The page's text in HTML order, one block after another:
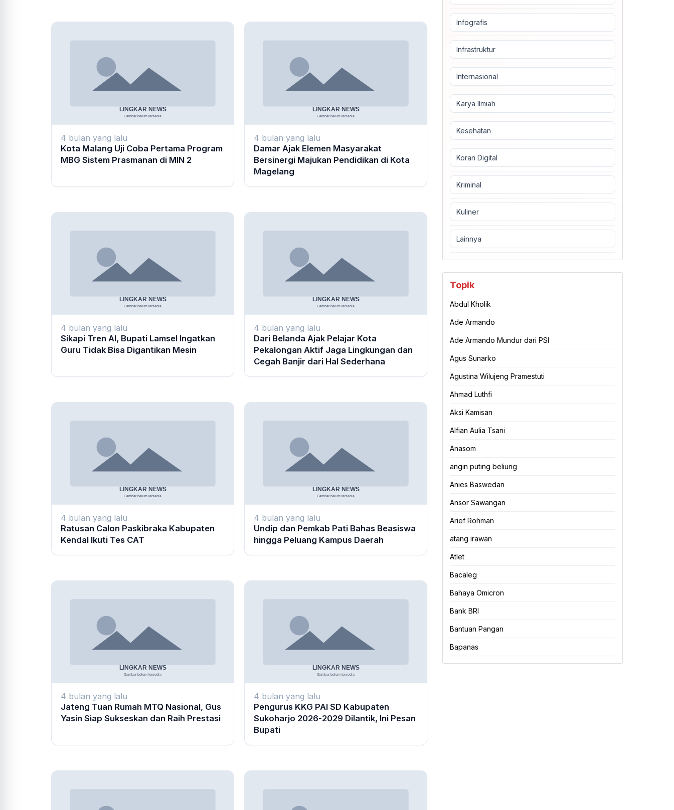
4 bulan yang lalu
Kota Malang Uji Coba Pertama Program
MBG Sistem Prasmanan di MIN 2
4 bulan yang lalu
Damar Ajak Elemen Masyarakat
Bersinergi Majukan Pendidikan di Kota
Magelang
4 bulan yang lalu
Sikapi Tren AI, Bupati Lamsel Ingatkan
Guru Tidak Bisa Digantikan Mesin
4 bulan yang lalu
Dari Belanda Ajak Pelajar Kota
Pekalongan Aktif Jaga Lingkungan dan
Cegah Banjir dari Hal Sederhana
4 bulan yang lalu
Ratusan Calon Paskibraka Kabupaten
Kendal Ikuti Tes CAT
4 bulan yang lalu
Undip dan Pemkab Pati Bahas Beasiswa
hingga Peluang Kampus Daerah
4 bulan yang lalu
Jateng Tuan Rumah MTQ Nasional, Gus
Yasin Siap Sukseskan dan Raih Prestasi
4 bulan yang lalu
Pengurus KKG PAI SD Kabupaten
Sukoharjo 2026-2029 Dilantik, Ini Pesan
Bupati
Infografis
Infrastruktur
Internasional
Karya Ilmiah
Kesehatan
Koran Digital
Kriminal
Kuliner
Lainnya
Topik
Abdul Kholik
Ade Armando
Ade Armando Mundur dari PSI
Agus Sunarko
Agustina Wilujeng Pramestuti
Ahmad Luthfi
Aksi Kamisan
Alfian Aulia Tsani
Anasom
angin puting beliung
Anies Baswedan
Ansor Sawangan
Arief Rohman
atang irawan
Atlet
Bacaleg
Bahaya Omicron
Bank BRI
Bantuan Pangan
Bapanas